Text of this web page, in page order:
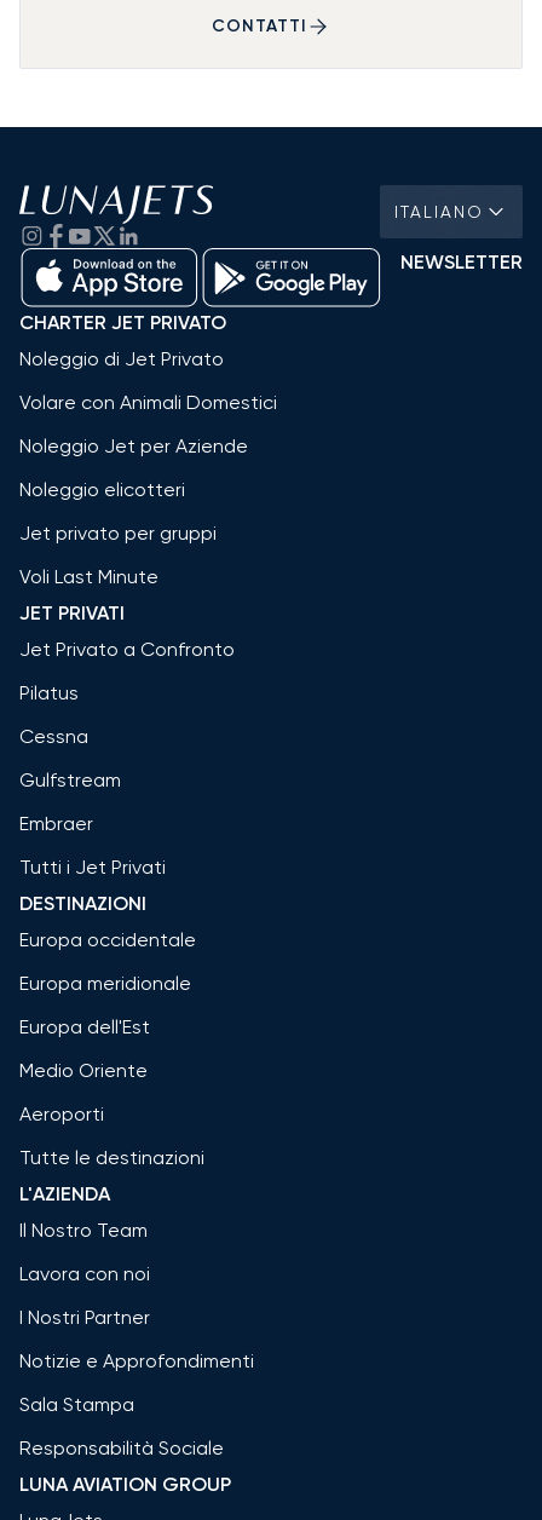
CONTATTI
ITALIANO
NEWSLETTER
CHARTER JET PRIVATO
Noleggio di Jet Privato
Volare con Animali Domestici
Noleggio Jet per Aziende
Noleggio elicotteri
Jet privato per gruppi
Voli Last Minute
JET PRIVATI
Jet Privato a Confronto
Pilatus
Cessna
Gulfstream
Embraer
Tutti i Jet Privati
DESTINAZIONI
Europa occidentale
Europa meridionale
Europa dell'Est
Medio Oriente
Aeroporti
Tutte le destinazioni
L'AZIENDA
Il Nostro Team
Lavora con noi
I Nostri Partner
Notizie e Approfondimenti
Sala Stampa
Responsabilità Sociale
LUNA AVIATION GROUP